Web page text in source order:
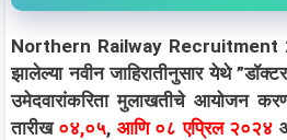
Northern Railway Recruitment
झालेल्या नवीन जाहिरातीनुसार येथे
उमेदवारांकरिता मुलाखतीचे आयोजन
तारीख ०४,०५, आणि ०८ एप्रिल २०२४